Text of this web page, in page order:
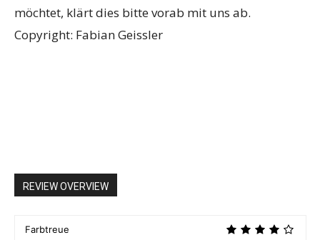
möchtet, klärt dies bitte vorab mit uns ab.
Copyright: Fabian Geissler
REVIEW OVERVIEW
Farbtreue